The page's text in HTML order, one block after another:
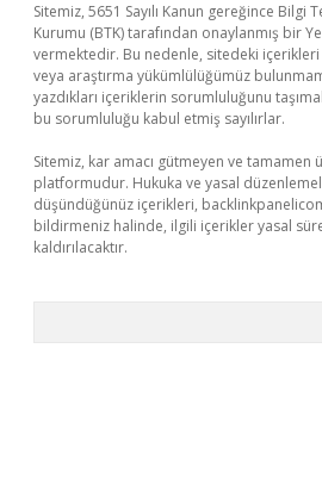
Sitemiz, 5651 Sayılı Kanun gereğince Bilgi
Kurumu (BTK) tarafından onaylanmış bir
vermektedir. Bu nedenle, sitedeki
veya araştırma yükümlülüğümüz
yazdıkları içeriklerin sorumluluğunu
bu sorumluluğu kabul etmiş sayılırlar.
Sitemiz, kar amacı gütmeyen ve tamamen
platformudur. Hukuka ve yasal
düşündüğünüz içerikleri,
bildirmeniz halinde, ilgili içerikler yasal
kaldırılacaktır.